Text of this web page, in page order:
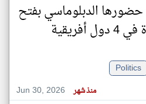
الدبلوماسي بفتح
Politics
Jun 30, 2026
منذ شهر